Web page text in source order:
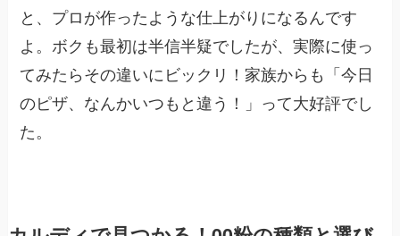
と、プロが作ったような仕上がりになるんです
よ。ボクも最初は半信半疑でしたが、実際に使っ
てみたらその違いにビックリ！家族からも「今日
のピザ、なんかいつもと違う！」って大好評でし
た。